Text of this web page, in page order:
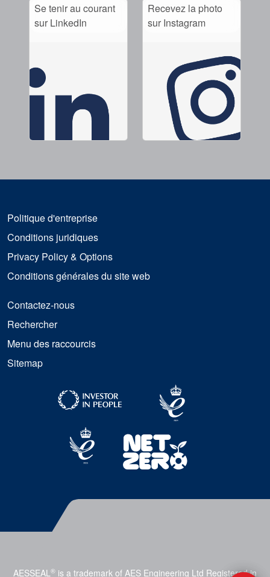
Se tenir au courant
sur LinkedIn
Recevez la photo
sur Instagram
Politique d'entreprise
Conditions juridiques
Privacy Policy & Options
Conditions générales du site web
Contactez-nous
Rechercher
Menu des raccourcis
Sitemap
AESSEAL® is a trademark of AES Engineering Ltd Registered in